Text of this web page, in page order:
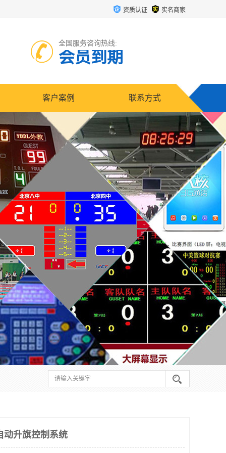
资质认证 实名商家
全国服务咨询热线:
会员到期
客户案例 联系方式
动升旗控制系统